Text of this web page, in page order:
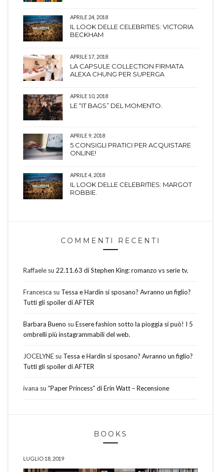
APRILE 24, 2018
IL LOOK DELLE CELEBRITIES: VICTORIA
BECKHAM
APRILE 17, 2018
LA CAPSULE COLLECTION FIRMATA
ALEXA CHUNG PER SUPERGA
APRILE 10, 2018
LE “IT BAGS” DEL MOMENTO.
APRILE 9, 2018
5 CONSIGLI PRATICI PER ACQUISTARE
ONLINE!
APRILE 4, 2018
IL LOOK DELLE CELEBRITIES: MARGOT
ROBBIE.
COMMENTI RECENTI
Raffaele su 22.11.63 di Stephen King: romanzo vs serie tv.
Francesca su Tessa e Hardin si sposano? Avranno un figlio?
Tutti gli spoiler di AFTER
Barbara Bueno su Essere fashion sotto la pioggia si può! I 5
ombrelli più instagrammabili del web.
JOCELYNE su Tessa e Hardin si sposano? Avranno un figlio?
Tutti gli spoiler di AFTER
ivana su “Paper Princess” di Erin Watt – Recensione
BOOKS
LUGLIO 18, 2019